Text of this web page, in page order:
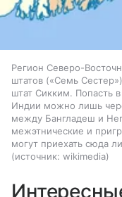
Регион Северо-
штатов («Семь
штат Сикким. Попасть
Индии можно лишь
между Бангладеш и
межэтнические и
могут приехать сюда
источник: wikimedia